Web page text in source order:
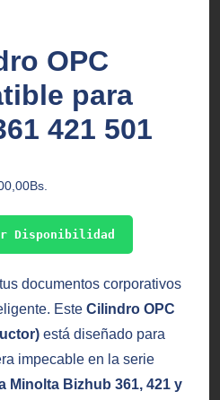
OPC
para
421 501
Bs.
Disponibilidad
documentos corporativos
Este Cilindro OPC
está diseñado para
impecable en la serie
Minolta Bizhub 361, 421 y